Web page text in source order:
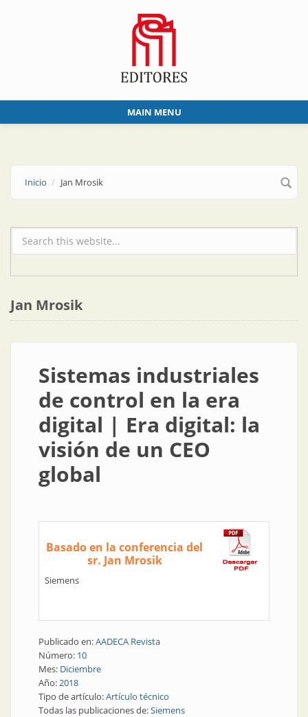
MAIN MENU
Inicio Jan Mrosik
Formulario de búsqueda
Jan Mrosik
Sistemas industriales
de control en la era
digital | Era digital: la
visión de un CEO
global
Basado en la conferencia del
sr. Jan Mrosik
Siemens
Publicado en:AADECA Revista
Número: 10
Mes: Diciembre
Año:2018
Tipo de artículo:Artículo técnico
Todas las publicaciones de:Siemens